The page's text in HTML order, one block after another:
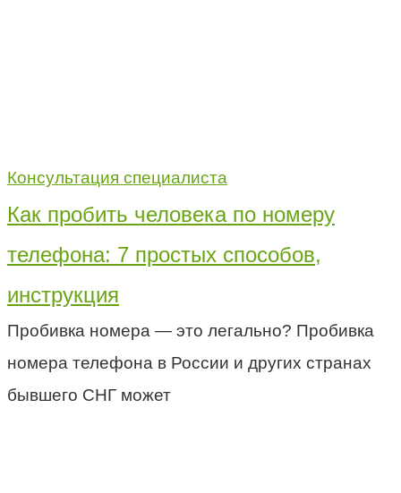
Консультация специалиста
Как пробить человека по номеру
телефона: 7 простых способов,
инструкция
Пробивка номера — это легально? Пробивка
номера телефона в России и других странах
бывшего СНГ может